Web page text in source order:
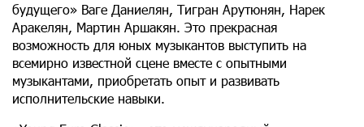
будущего» Ваге Даниелян, Тигран Арутюнян, Нарек
Аракелян, Мартин Аршакян. Это прекрасная
возможность для юных музыкантов выступить на
всемирно известной сцене вместе с опытными
музыкантами, приобретать опыт и развивать
исполнительские навыки.